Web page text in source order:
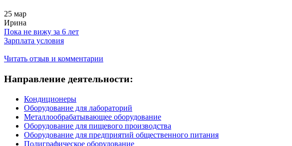
25 мар
Ирина
Пока не вижу за 6 лет
Зарплата условия
Читать отзыв и комментарии
Направление деятельности:
Кондиционеры
Оборудование для лабораторий
Металлообрабатывающее оборудование
Оборудование для пищевого производства
Оборудование для предприятий общественного питания
Полиграфическое оборудование